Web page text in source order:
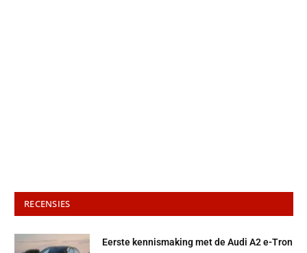
RECENSIES
Eerste kennismaking met de Audi A2 e-Tron